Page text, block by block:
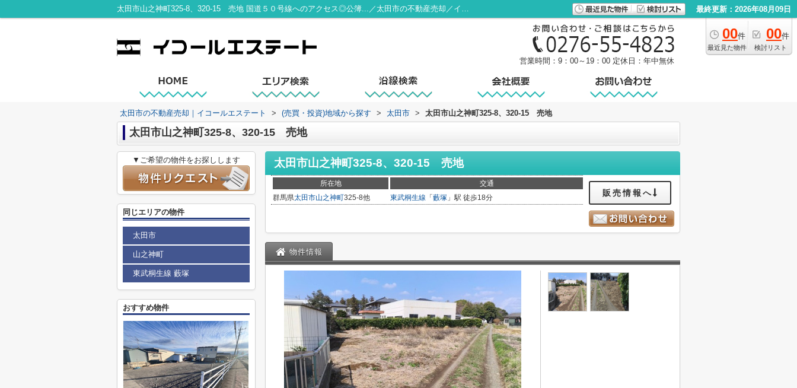
太田市山之神町325-8、320-15 売地 国道５０号線へのアクセス◎公簿...／太田市の不動産売却／イコールエステート 最終更新：2026年08月09日
00件
最近見た物件
00件
検討リスト
営業時間：9：00～19：00 定休日：年中無休
太田市の不動産売却｜イコールエステート > (売買・投資)地域から探す > 太田市 > 太田市山之神町325-8、320-15 売地
太田市山之神町325-8、320-15 売地
太田市山之神町325-8、320-15 売地
所在地
交通
群馬県太田市山之神町325-8他 東武桐生線 「 藪塚 」駅 徒歩18分 販売情報へ
物件情報
▼ご希望の物件をお探しします
同じエリアの物件
太田市
山之神町
東武桐生線 藪塚
おすすめ物件